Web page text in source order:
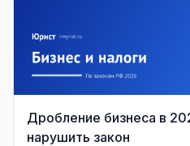
Дробление бизнеса в
нарушить закон